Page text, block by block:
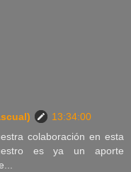
13:34:00
colaboración en esta
es ya un aporte